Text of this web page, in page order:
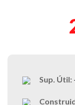
Sup. Útil: